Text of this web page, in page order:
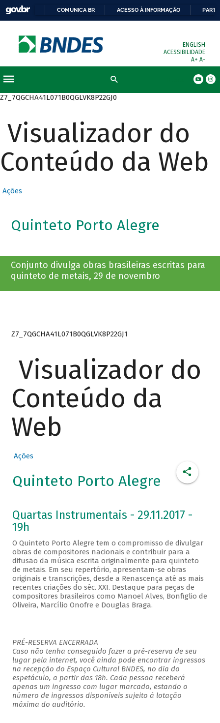
COMUNICA BR ACESSO À INFORMAÇÃO
ENGLISH
ACESSIBILIDADE
A+ A-
Z7_7QGCHA41L071B0QGLVK8P22GJ0
Visualizador do
Conteúdo da Web
Ações
Quinteto Porto Alegre
Conjunto divulga obras brasileiras escritas para
quinteto de metais, 29 de novembro
Z7_7QGCHA41L071B0QGLVK8P22GJ1
Visualizador do
Conteúdo da
Web
Ações
Quinteto Porto Alegre
Quartas Instrumentais - 29.11.2017 -
19h
O Quinteto Porto Alegre tem o compromisso de divulgar
obras de compositores nacionais e contribuir para a
difusão da música escrita originalmente para quinteto
de metais. Em seu repertório, apresentam-se obras
originais e transcrições, desde a Renascença até as mais
recentes criações do séc. XXI. Destaque para peças de
compositores brasileiros como Manoel Alves, Bonfiglio de
Oliveira, Marcílio Onofre e Douglas Braga.
PRÉ-RESERVA ENCERRADA
Caso não tenha conseguido fazer a pré-reserva de seu
lugar pela internet, você ainda pode encontrar ingressos
na recepção do Espaço Cultural BNDES, no dia do
espetáculo, a partir das 18h. Cada pessoa receberá
apenas um ingresso com lugar marcado, estando o
número de ingressos disponíveis sujeito à lotação
máxima do auditório.